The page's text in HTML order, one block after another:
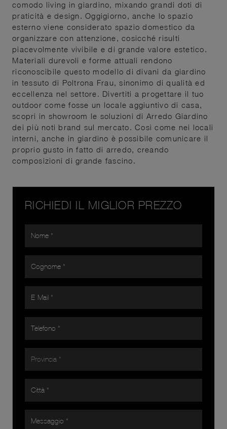
comodo living in giardino, mixando grandi doti di
praticità e design. Oggigiorno, anche lo spazio
esterno viene considerato spazio domestico da
organizzare con attenzione, cosicché risulti
piacevolmente vivibile e di grande valore estetico.
Materiali durevoli e forme attuali rendono
riconoscibile questo modello di divani da giardino
in tessuto di Poltrona Frau, sinonimo di qualità ed
eccellenza nel settore. Divertiti a progettare il tuo
outdoor come fosse un locale aggiuntivo di casa,
scopri in showroom le soluzioni di Arredo Giardino
dei più noti brand sul mercato. Così come nei locali
interni, anche in giardino è possibile comunicare il
proprio gusto in fatto di arredo, creando
composizioni di grande fascino.
RICHIEDI IL MIGLIOR PREZZO